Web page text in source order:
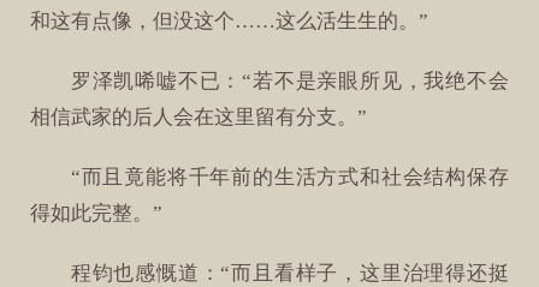
和这有点像，但没这个……这么活生生的。”
罗泽凯唏嘘不已：“若不是亲眼所见，我绝不会
相信武家的后人会在这里留有分支。”
“而且竟能将千年前的生活方式和社会结构保存
得如此完整。”
程钧也感慨道：“而且看样子，这里治理得还挺